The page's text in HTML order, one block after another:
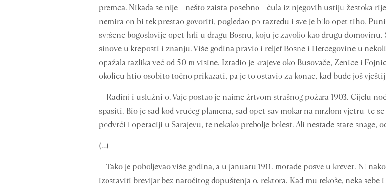
premca. Nikada se nije – nešto zaista posebno – čula iz njegovih ustiju žestoka
nemira on bi tek prestao govoriti, pogledao po razredu i sve je bilo opet tiho.
svršene bogoslovije opet hrli u dragu Bosnu, koju je zavolio kao drugu
sinove u kreposti i znanju. Više godina pravio i reljef Bosne i Hercegovine u
opažala razlika već od 50 m visine. Izradio je krajeve oko Busovače, Zenice i
okolicu htio osobito točno prikazati, pa je to ostavio za konac, kad bude još
Radini i uslužni o. Vajc postao je naime žrtvom strašnog požara 1903. Cijelu
spasiti. Bio je sad kod vrućeg plamena, sad opet sav mokar na mrzlom vjetru, te
podvrći i operaciji u Sarajevu, te nekako prebolje bolest. Ali nestade stare snage,
(…)
Tako je poboljevao više godina, a u januaru 1911. morade posve u krevet. Ni
izostaviti brevijar bez naročitog dopuštenja o. rektora. Kad mu rekoše, neka sebe